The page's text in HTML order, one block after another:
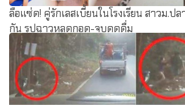
ลือแซ่ด! คู่รักเลสเบี้ยนในโรงเรียน สาวม.ป
กัน รูปฉาวหลุดกอด-จูบดูดดื่ม